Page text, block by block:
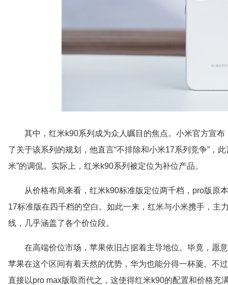
其中，红米k90系列成为众人瞩目的焦点。小米官方宣
了关于该系列的规划，他直言“不排除和小米17系列竞争”，
米”的调侃。实际上，红米k90系列被定位为补位产品。
从价格布局来看，红米k90标准版定位两千档，pro版原
17标准版在四千档的空白。如此一来，红米与小米携手，主
线，几乎涵盖了各个价位段。
在高端价位市场，苹果依旧占据着主导地位。毕竟，愿
苹果在这个区间有着天然的优势，华为也能分得一杯羹。不
直接以pro max版取而代之，这使得红米k90的配置和价格充